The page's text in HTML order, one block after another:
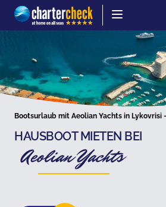
Chartercheck
Bootsurlaub mit Aeolian Yachts in Lykovrisi
HAUSBOOT MIETEN BEI
Aeolian Yachts